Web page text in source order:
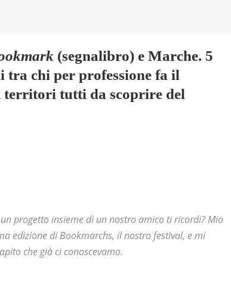
(segnalibro) e Marche. 5
chi per professione fa il
tutti da scoprire del
progetto insieme di un nostro amico ti ricordi? Mio
edizione di Bookmarchs, il nostro festival, e mi
che già ci conoscevamo.